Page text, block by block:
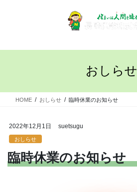
おしらせ
HOME おしらせ 臨時休業のお知らせ
2022年12月1日 suetsugu
おしらせ
臨時休業のお知らせ